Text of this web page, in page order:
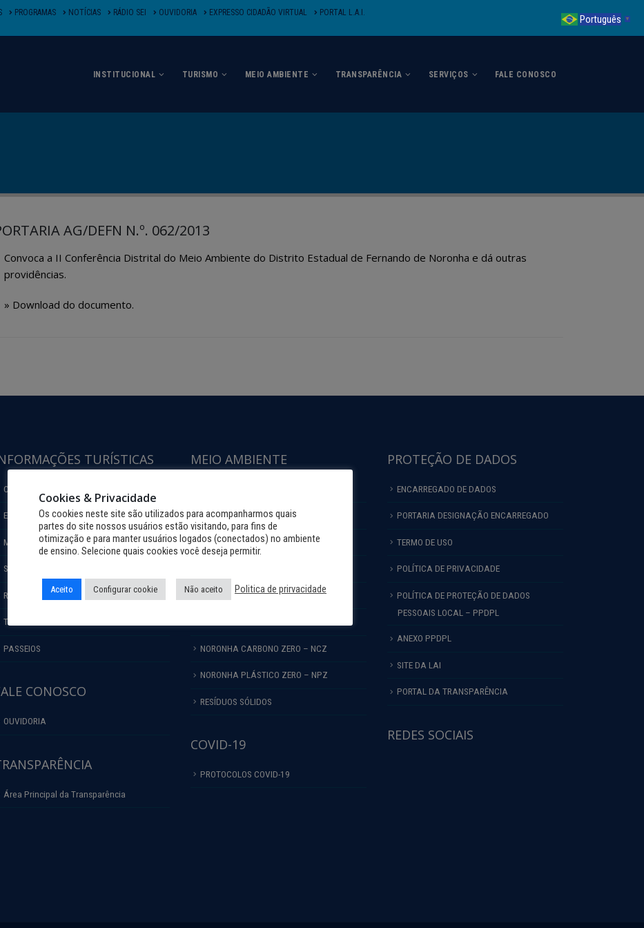
PROGRAMAS NOTÍCIAS RÁDIO SEI OUVIDORIA EXPRESSO CIDADÃO VIRTUAL PORTAL L.A.I.
INSTITUCIONAL TURISMO MEIO AMBIENTE TRANSPARÊNCIA SERVIÇOS FALE CONOSCO
AG/DEFN N.º. 062/2013
Convoca a II Conferência Distrital do Meio Ambiente do Distrito Estadual de Fernando de Noronha e dá outras
providências.
» Download do documento.
TURÍSTICAS
COMO CHEGAR
ECOTURISMO
MERGULHO
SOBRE NORONHA
ROTEIROS
TRILHAS
PASSEIOS
CONOSCO
OUVIDORIA
Área Principal da Transparência
MEIO AMBIENTE
FAUNA
FLORA
MEIO AMBIENTE E PROTEÇÃO LEGAL
NORONHA CARBONO ZERO – NCZ
NORONHA PLÁSTICO ZERO – NPZ
RESÍDUOS SÓLIDOS
COVID-19
PROTOCOLOS COVID-19
PROTEÇÃO DE DADOS
ENCARREGADO DE DADOS
PORTARIA DESIGNAÇÃO ENCARREGADO
TERMO DE USO
POLÍTICA DE PRIVACIDADE
POLÍTICA DE PROTEÇÃO DE DADOS
PESSOAIS LOCAL – PPDPL
ANEXO PPDPL
SITE DA LAI
PORTAL DA TRANSPARÊNCIA
REDES SOCIAIS
Cookies & Privacidade
Os cookies neste site são utilizados para acompanharmos quais
partes do site nossos usuários estão visitando, para fins de
otimização e para manter usuários logados (conectados) no ambiente
de ensino. Selecione quais cookies você deseja permitir.
Aceito Configurar cookie Não aceito Politica de prirvacidade
Português ▼